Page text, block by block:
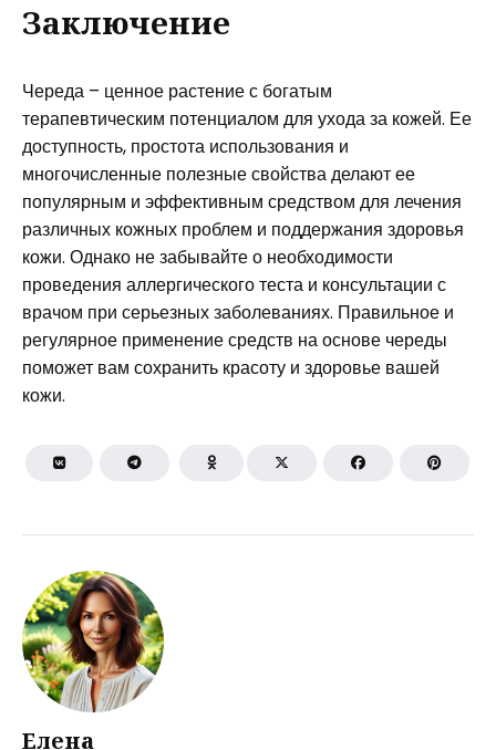
Елена
Заключение
Череда – ценное растение с богатым
терапевтическим потенциалом для ухода за кожей. Ее
доступность, простота использования и
многочисленные полезные свойства делают ее
популярным и эффективным средством для лечения
различных кожных проблем и поддержания здоровья
кожи. Однако не забывайте о необходимости
проведения аллергического теста и консультации с
врачом при серьезных заболеваниях. Правильное и
регулярное применение средств на основе череды
поможет вам сохранить красоту и здоровье вашей
кожи.